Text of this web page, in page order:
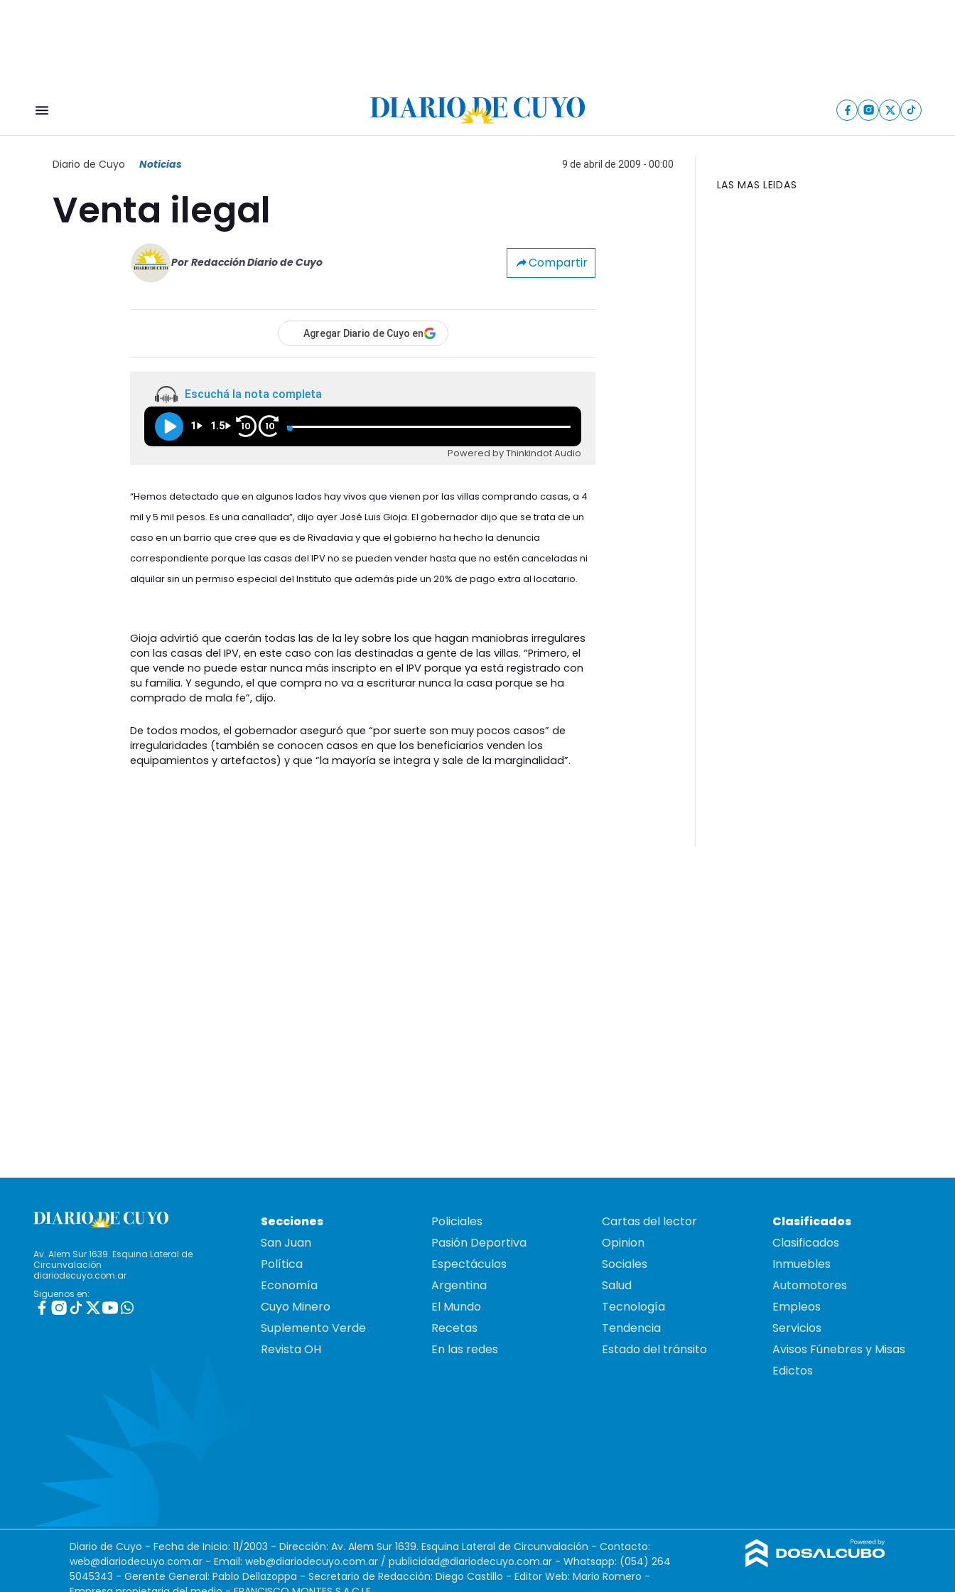
Diario de Cuyo Noticias 9 de abril de 2009 - 00:00
Venta ilegal
Por Redacción Diario de Cuyo Compartir
Agregar Diario de Cuyo en
Escuchá la nota completa
1 1.5 10 10
Powered by Thinkindot Audio
“Hemos detectado que en algunos lados hay vivos que vienen por las villas comprando casas, a 4
mil y 5 mil pesos. Es una canallada”, dijo ayer José Luis Gioja. El gobernador dijo que se trata de un
caso en un barrio que cree que es de Rivadavia y que el gobierno ha hecho la denuncia
correspondiente porque las casas del IPV no se pueden vender hasta que no estén canceladas ni
alquilar sin un permiso especial del Instituto que además pide un 20% de pago extra al locatario.
Gioja advirtió que caerán todas las de la ley sobre los que hagan maniobras irregulares
con las casas del IPV, en este caso con las destinadas a gente de las villas. “Primero, el
que vende no puede estar nunca más inscripto en el IPV porque ya está registrado con
su familia. Y segundo, el que compra no va a escriturar nunca la casa porque se ha
comprado de mala fe”, dijo.
De todos modos, el gobernador aseguró que “por suerte son muy pocos casos” de
irregularidades (también se conocen casos en que los beneficiarios venden los
equipamientos y artefactos) y que “la mayoría se integra y sale de la marginalidad”.
LAS MAS LEIDAS
Av. Alem Sur 1639. Esquina Lateral de
Circunvalación
diariodecuyo.com.ar
Siguenos en:
Secciones
San Juan
Política
Economía
Cuyo Minero
Suplemento Verde
Revista OH
Policiales
Pasión Deportiva
Espectáculos
Argentina
El Mundo
Recetas
En las redes
Cartas del lector
Opinion
Sociales
Salud
Tecnología
Tendencia
Estado del tránsito
Clasificados
Clasificados
Inmuebles
Automotores
Empleos
Servicios
Avisos Fúnebres y Misas
Edictos
Diario de Cuyo - Fecha de Inicio: 11/2003 - Dirección: Av. Alem Sur 1639. Esquina Lateral de Circunvalación - Contacto:
web@diariodecuyo.com.ar - Email: web@diariodecuyo.com.ar / publicidad@diariodecuyo.com.ar - Whatsapp: (054) 264
5045343 - Gerente General: Pablo Dellazoppa - Secretario de Redacción: Diego Castillo - Editor Web: Mario Romero -